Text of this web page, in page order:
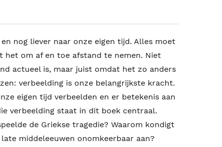
nog liever naar onze eigen tijd. Alles moet
het om af en toe afstand te nemen. Niet
actueel is, maar juist omdat het zo anders
verbeelding is onze belangrijkste kracht.
eigen tijd verbeelden en er betekenis aan
verbeelding staat in dit boek centraal.
de Griekse tragedie? Waarom kondigt
middeleeuwen onomkeerbaar aan?